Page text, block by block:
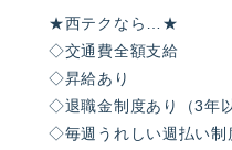
★西テクなら…★
◇交通費全額支給
◇昇給あり
◇退職金制度あり（3年以
◇毎週うれしい週払い制